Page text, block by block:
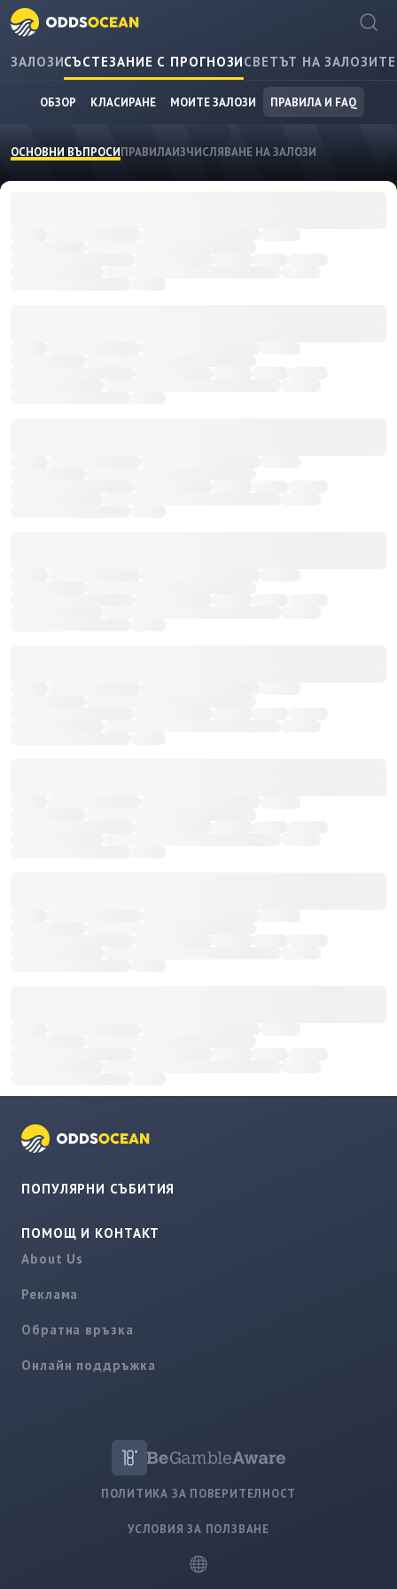
ЗАЛОЗИСЪСТЕЗАНИЕ С ПРОГНОЗИСВЕТЪТ НА ЗАЛОЗИТЕ
ОБЗОР КЛАСИРАНЕ МОИТЕ ЗАЛОЗИ ПРАВИЛА И FAQ
ОСНОВНИ ВЪПРОСИПРАВИЛАИЗЧИСЛЯВАНЕ НА ЗАЛОЗИ
ПОПУЛЯРНИ СЪБИТИЯ
ПОМОЩ И КОНТАКТ
About Us
Реклама
Обратна връзка
Онлайн поддръжка
ПОЛИТИКА ЗА ПОВЕРИТЕЛНОСТ
УСЛОВИЯ ЗА ПОЛЗВАНЕ